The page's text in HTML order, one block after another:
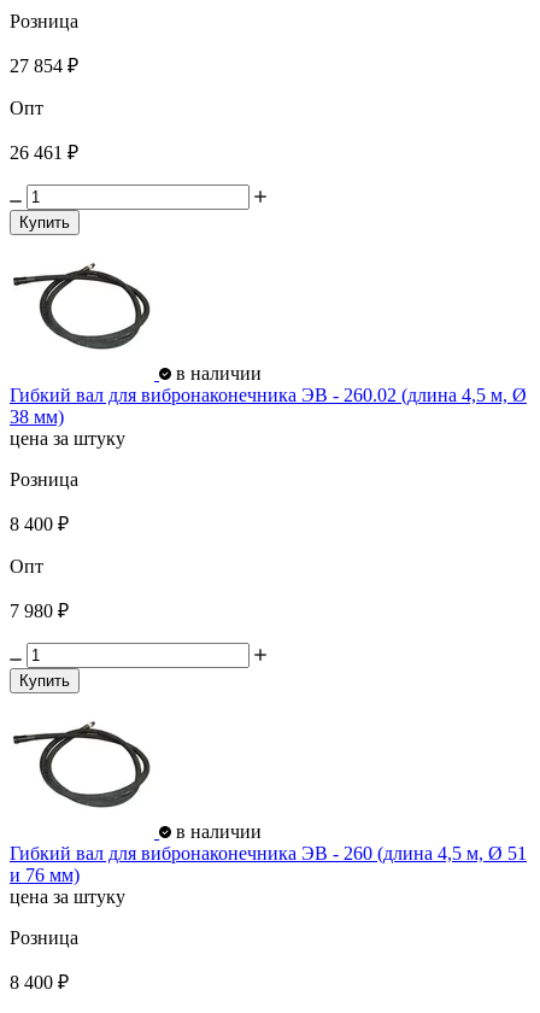
Розница
27 854 ₽
Опт
26 461 ₽
Купить
в наличии
Гибкий вал для вибронаконечника ЭВ - 260.02 (длина 4,5 м, Ø
38 мм)
цена за штуку
Розница
8 400 ₽
Опт
7 980 ₽
Купить
в наличии
Гибкий вал для вибронаконечника ЭВ - 260 (длина 4,5 м, Ø 51
и 76 мм)
цена за штуку
Розница
8 400 ₽